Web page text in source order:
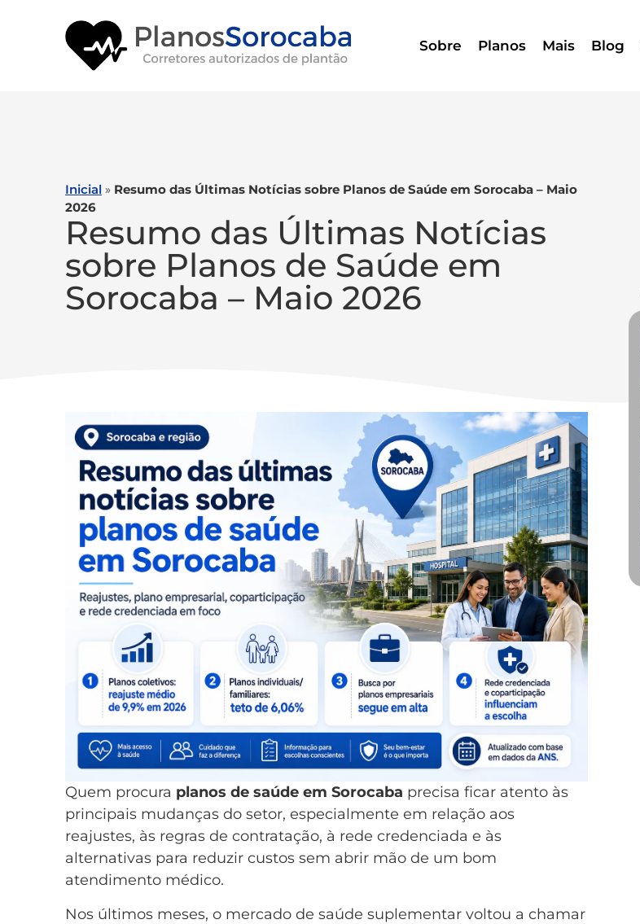
Sobre Planos Mais Blog
Inicial » Resumo das Últimas Notícias sobre Planos de Saúde em Sorocaba – Maio
2026
Resumo das Últimas Notícias
sobre Planos de Saúde em
Sorocaba – Maio 2026
Quem procura planos de saúde em Sorocaba precisa ficar atento às
principais mudanças do setor, especialmente em relação aos
reajustes, às regras de contratação, à rede credenciada e às
alternativas para reduzir custos sem abrir mão de um bom
atendimento médico.
Nos últimos meses, o mercado de saúde suplementar voltou a chamar